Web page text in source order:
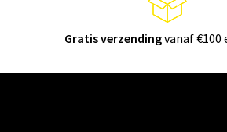
Gratis verzendingvanaf €100